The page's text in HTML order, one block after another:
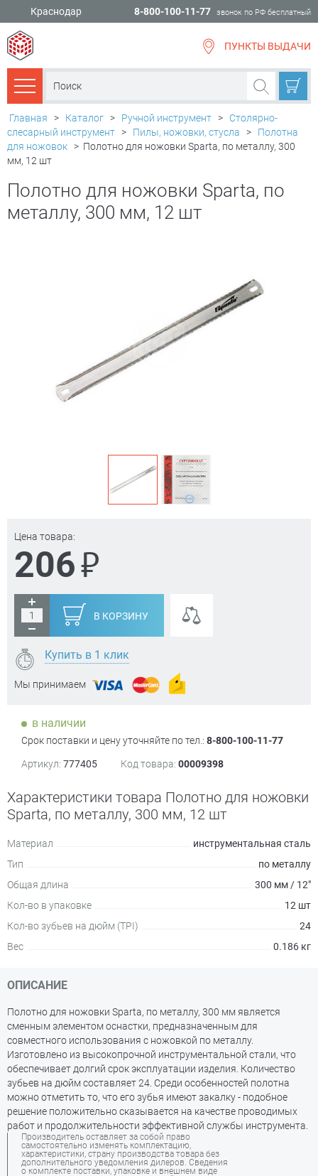
Краснодар 8-800-100-11-77 звонок по РФ бесплатный
ПУНКТЫ ВЫДАЧИ
Каталог товаров
Главная > Каталог > Ручной инструмент >
Столярно-
слесарный инструмент > Пилы, ножовки, стусла >
Полотна
для ножовок > Полотно для ножовки Sparta, по металлу, 300
мм, 12 шт
Полотно для ножовки Sparta, по
металлу, 300 мм, 12 шт
Цена товара:
206₽
В КОРЗИНУ
Купить в 1 клик
Мы принимаем
в наличии
Срок поставки и цену уточняйте по тел.: 8-800-100-11-77
Артикул: 777405 Код товара: 00009398
Характеристики товара Полотно для ножовки
Sparta, по металлу, 300 мм, 12 шт
Материал
инструментальная сталь
Тип
по металлу
Общая длина
300 мм / 12"
Кол-во в упаковке
12 шт
Кол-во зубьев на дюйм (TPI)
24
Вес
0.186 кг
ОПИСАНИЕ
Полотно для ножовки Sparta, по металлу, 300 мм является
сменным элементом оснастки, предназначенным для
совместного использования с ножовкой по металлу.
Изготовлено из высокопрочной инструментальной стали, что
обеспечивает долгий срок эксплуатации изделия. Количество
зубьев на дюйм составляет 24. Среди особенностей полотна
можно отметить то, что его зубья имеют закалку - подобное
решение положительно сказывается на качестве проводимых
работ и продолжительности эффективной службы инструмента.
Производитель оставляет за собой право
самостоятельно изменять комплектацию,
характеристики, страну производства товара без
дополнительного уведомления дилеров. Сведения
о комплекте поставки, упаковке и внешнем виде